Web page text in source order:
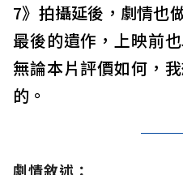
7》拍攝延後，劇情也
最後的遺作，上映前
無論本片評價如何，
的。
劇情敘述：